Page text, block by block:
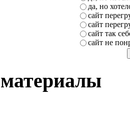
да, но
сайт
сайт
сайт так
сайт не